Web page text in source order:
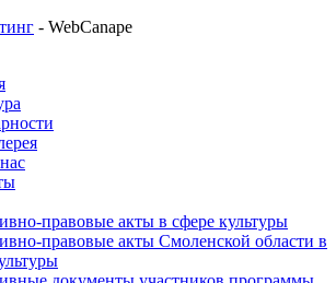
- WebCanape
правовые акты в сфере культуры
правовые акты Смоленской области в